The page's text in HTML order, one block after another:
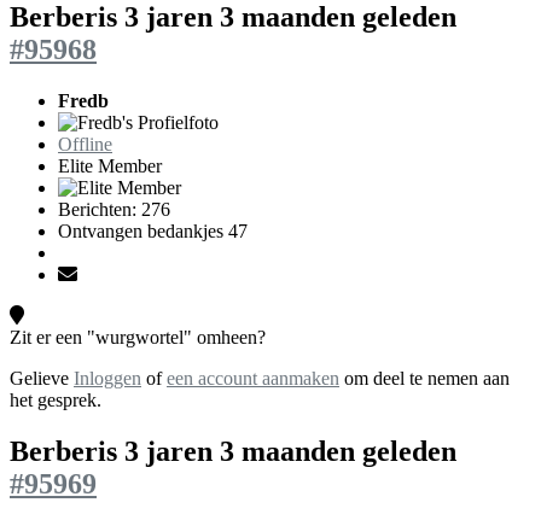
Berberis 3 jaren 3 maanden geleden
#95968
Fredb
Offline
Elite Member
Berichten: 276
Ontvangen bedankjes 47
Zit er een "wurgwortel" omheen?
Gelieve Inloggen ofeen account aanmaken om deel te nemen aan
het gesprek.
Berberis 3 jaren 3 maanden geleden
#95969